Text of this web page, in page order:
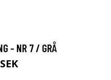
- NR 7 / GRÅ